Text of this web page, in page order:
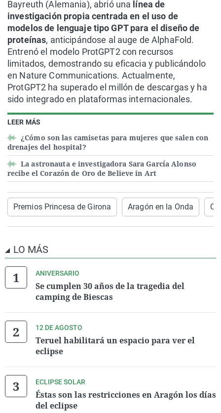
LEER MÁS
¿Cómo son las camisetas para mujeres que salen con
drenajes del hospital?
La astronauta e investigadora Sara García Alonso
recibe el Corazón de Oro de Believe in Art
Bayreuth (Alemania), abrió una línea de
investigación propia centrada en el uso de
modelos de lenguaje tipo GPT para el diseño de
proteínas, anticipándose al auge de AlphaFold.
Entrenó el modelo ProtGPT2 con recursos
limitados, demostrando su eficacia y publicándolo
en Nature Communications. Actualmente,
ProtGPT2 ha superado el millón de descargas y ha
sido integrado en plataformas internacionales.
Premios Princesa de Girona Aragón en la Onda
LO MÁS
ANIVERSARIO
Se cumplen 30 años de la tragedia del
camping de Biescas
12 DE AGOSTO
Teruel habilitará un espacio para ver el
eclipse
ECLIPSE SOLAR
Éstas son las restricciones en Aragón los días
del eclipse